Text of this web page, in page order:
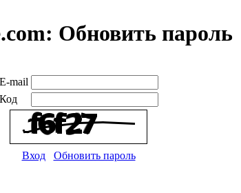
Обновить пароль
E-mail
Код
Вход Обновить пароль